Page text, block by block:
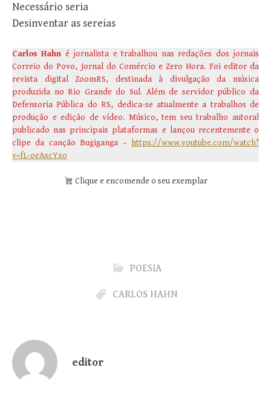
Necessário seria
Desinventar as sereias
Carlos Hahn é jornalista e trabalhou nas redações dos jornais
Correio do Povo, Jornal do Comércio e Zero Hora. Foi editor da
revista digital ZoomRS, destinada à divulgação da música
produzida no Rio Grande do Sul. Além de servidor público da
Defensoria Pública do RS, dedica-se atualmente a trabalhos de
produção e edição de vídeo. Músico, tem seu trabalho autoral
publicado nas principais plataformas e lançou recentemente o
clipe da canção Bugiganga – https://www.youtube.com/watch?
v=fL-oeAxcYxo
Clique e encomende o seu exemplar
POESIA
CARLOS HAHN
editor